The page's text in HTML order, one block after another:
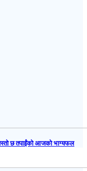
छ तपाईंको आजको भाग्यफल